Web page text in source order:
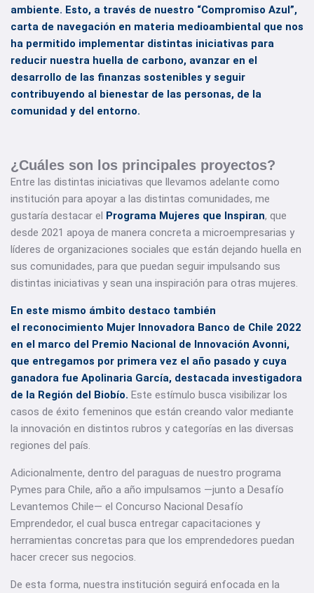
ambiente. Esto, a través de nuestro “Compromiso Azul”,
carta de navegación en materia medioambiental que nos
ha permitido implementar distintas iniciativas para
reducir nuestra huella de carbono, avanzar en el
desarrollo de las finanzas sostenibles y seguir
contribuyendo al bienestar de las personas, de la
comunidad y del entorno.
¿Cuáles son los principales proyectos?
Entre las distintas iniciativas que llevamos adelante como
institución para apoyar a las distintas comunidades, me
gustaría destacar el Programa Mujeres que Inspiran, que
desde 2021 apoya de manera concreta a microempresarias y
líderes de organizaciones sociales que están dejando huella en
sus comunidades, para que puedan seguir impulsando sus
distintas iniciativas y sean una inspiración para otras mujeres.
En este mismo ámbito destaco también
el reconocimiento Mujer Innovadora Banco de Chile 2022
en el marco del Premio Nacional de Innovación Avonni,
que entregamos por primera vez el año pasado y cuya
ganadora fue Apolinaria García, destacada investigadora
de la Región del Biobío. Este estímulo busca visibilizar los
casos de éxito femeninos que están creando valor mediante
la innovación en distintos rubros y categorías en las diversas
regiones del país.
Adicionalmente, dentro del paraguas de nuestro programa
Pymes para Chile, año a año impulsamos —junto a Desafío
Levantemos Chile— el Concurso Nacional Desafío
Emprendedor, el cual busca entregar capacitaciones y
herramientas concretas para que los emprendedores puedan
hacer crecer sus negocios.
De esta forma, nuestra institución seguirá enfocada en la